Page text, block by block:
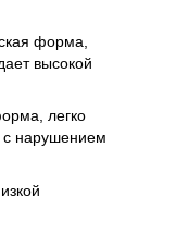
форма,
высокой
легко
с нарушением